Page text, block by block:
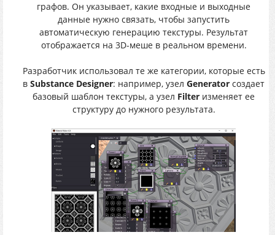
графов. Он указывает, какие входные и выходные
данные нужно связать, чтобы запустить
автоматическую генерацию текстуры. Результат
отображается на 3D-меше в реальном времени.
Разработчик использовал те же категории, которые есть
в Substance Designer: например, узел Generator создает
базовый шаблон текстуры, а узел Filter изменяет ее
структуру до нужного результата.